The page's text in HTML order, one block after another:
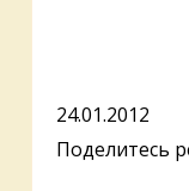
24.01.2012
Поделитесь